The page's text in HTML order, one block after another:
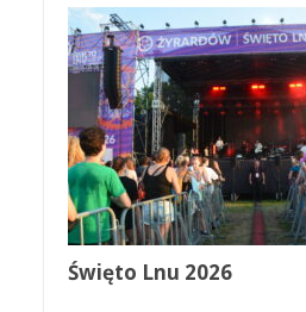
Święto Lnu 2026